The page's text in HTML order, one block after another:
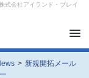
式会社アイランド・ブレイ
メ
ュ
ー
> 新規開拓メール